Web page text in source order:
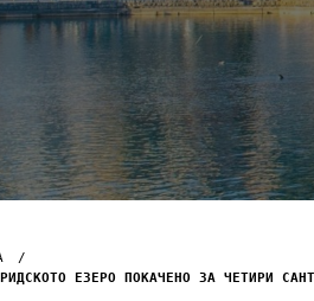
ЕЗЕРО ПОКАЧЕНО ЗА ЧЕТИРИ